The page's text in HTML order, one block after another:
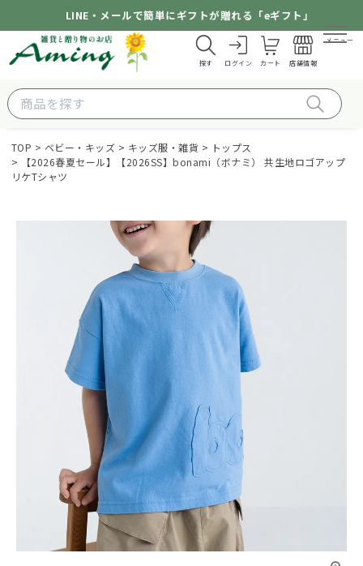
LINE・メールで簡単にギフトが贈れる「eギフト」
探す ログイン カート 店舗情報
メニュー
TOP ベビー・キッズ キッズ服・雑貨
トップス
【2026春夏セール】【2026SS】bonami（ボナミ） 共生地ロゴアップ
リケTシャツ